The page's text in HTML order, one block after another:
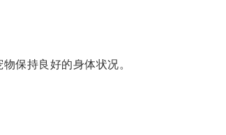
保持良好的身体状况。